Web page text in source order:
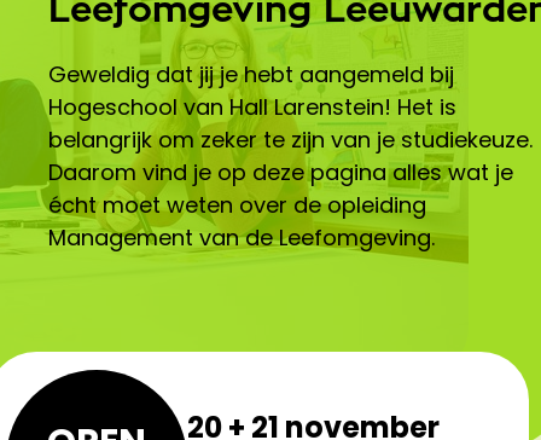
Leefomgeving
Geweldig dat jij je hebt aangemeld bij
Hogeschool van Hall Larenstein! Het is
belangrijk om zeker te zijn van je studiekeuze.
Daarom vind je op deze pagina alles wat je
écht moet weten over de opleiding
Management van de Leefomgeving.
20 + 21 november